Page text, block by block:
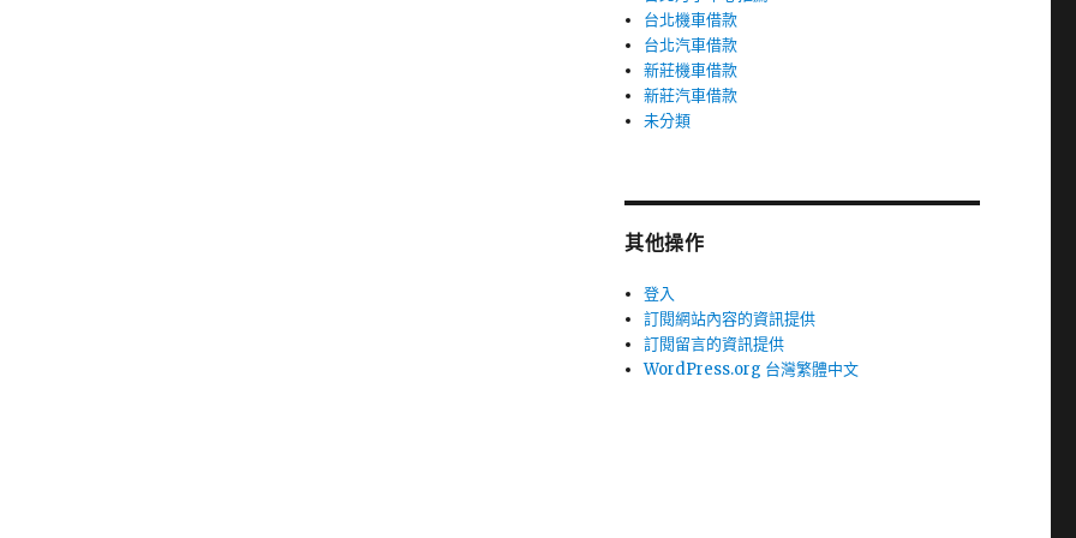
台北機車借款
台北汽車借款
新莊機車借款
新莊汽車借款
未分類
其他操作
登入
訂閱網站內容的資訊提供
訂閱留言的資訊提供
WordPress.org 台灣繁體中文